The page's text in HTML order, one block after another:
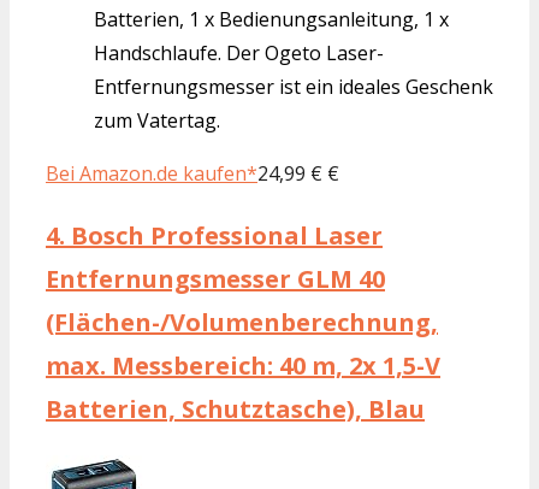
Batterien, 1 x Bedienungsanleitung, 1 x
Handschlaufe. Der Ogeto Laser-
Entfernungsmesser ist ein ideales Geschenk
zum Vatertag.
Bei Amazon.de kaufen*24,99 € €
4. Bosch Professional Laser
Entfernungsmesser GLM 40
(Flächen-/Volumenberechnung,
max. Messbereich: 40 m, 2x 1,5-V
Batterien, Schutztasche), Blau